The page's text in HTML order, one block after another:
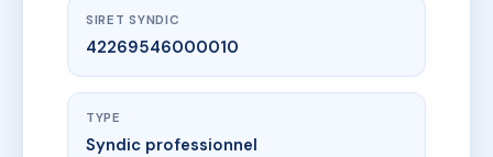
SIRET SYNDIC
42269546000010
TYPE
Syndic professionnel